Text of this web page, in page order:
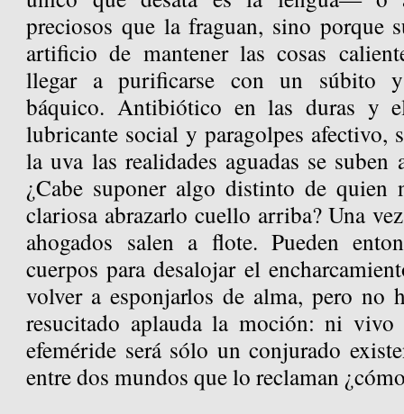
preciosos que la fraguan, sino porque
artificio de mantener las cosas
llegar a purificarse con un súbito y
báquico. Antibiótico en las duras y
lubricante social y paragolpes afectivo,
la uva las realidades aguadas se suben
¿Cabe suponer algo distinto de
clariosa abrazarlo cuello arriba? Una
ahogados salen a flote. Pueden
cuerpos para desalojar el
volver a esponjarlos de alma, pero no
resucitado aplauda la moción: ni vivo
efeméride será sólo un conjurado
entre dos mundos que lo reclaman